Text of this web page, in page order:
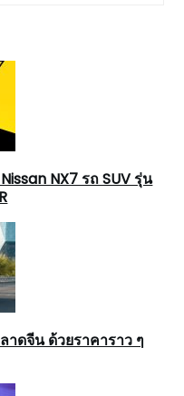
NX7 รถ SUV รุ่น
าดจีน ด้วยราคาราว ๆ